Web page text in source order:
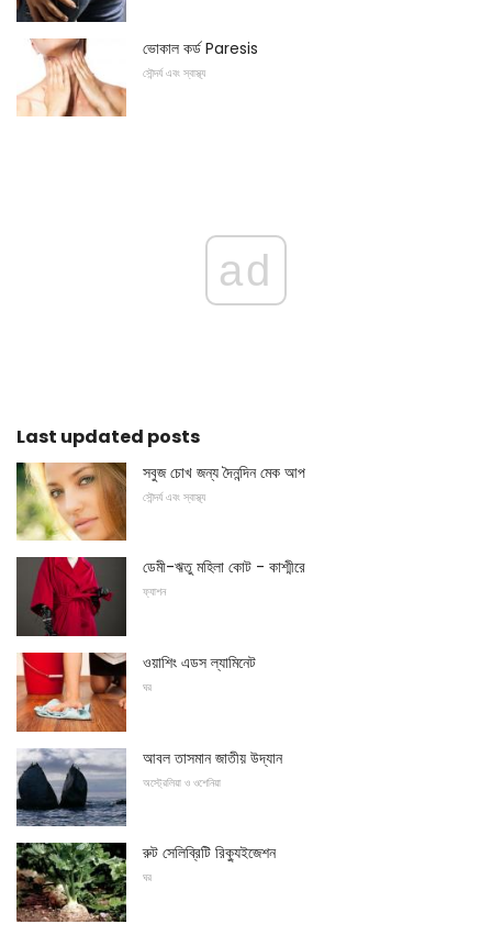
ভোকাল কর্ড Paresis
সৌন্দর্য এবং স্বাস্থ্য
ad
Last updated posts
সবুজ চোখ জন্য দৈনন্দিন মেক আপ
সৌন্দর্য এবং স্বাস্থ্য
ডেমী-ঋতু মহিলা কোট - কাশ্মীরে
ফ্যাশন
ওয়াশিং এডস ল্যামিনেট
ঘর
আবল তাসমান জাতীয় উদ্যান
অস্ট্রেলিয়া ও ওশেনিয়া
রুট সেলিব্রিটি রিক্যুইজেশন
ঘর